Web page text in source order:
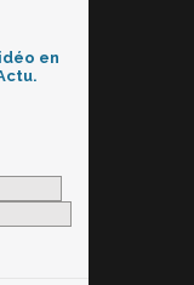
en